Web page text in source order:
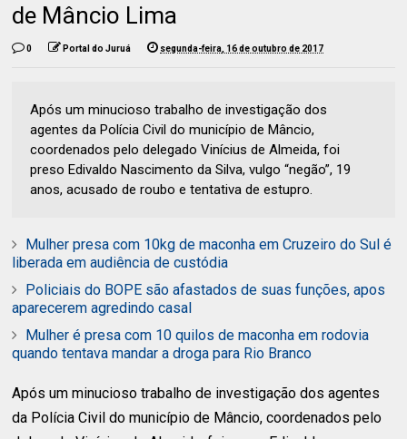
de Mâncio Lima
0 Portal do Juruá segunda-feira, 16 de outubro de 2017
Após um minucioso trabalho de investigação dos
agentes da Polícia Civil do município de Mâncio,
coordenados pelo delegado Vinícius de Almeida, foi
preso Edivaldo Nascimento da Silva, vulgo “negão”, 19
anos, acusado de roubo e tentativa de estupro.
Mulher presa com 10kg de maconha em Cruzeiro do Sul é
liberada em audiência de custódia
Policiais do BOPE são afastados de suas funções, apos
aparecerem agredindo casal
Mulher é presa com 10 quilos de maconha em rodovia
quando tentava mandar a droga para Rio Branco
Após um minucioso trabalho de investigação dos agentes
da Polícia Civil do município de Mâncio, coordenados pelo